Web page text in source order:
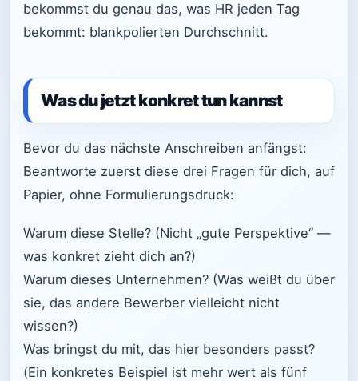
bekommst du genau das, was HR jeden Tag
bekommt: blankpolierten Durchschnitt.
Was du jetzt konkret tun kannst
Bevor du das nächste Anschreiben anfängst:
Beantworte zuerst diese drei Fragen für dich, auf
Papier, ohne Formulierungsdruck:
Warum diese Stelle? (Nicht „gute Perspektive“ —
was konkret zieht dich an?)
Warum dieses Unternehmen? (Was weißt du über
sie, das andere Bewerber vielleicht nicht
wissen?)
Was bringst du mit, das hier besonders passt?
(Ein konkretes Beispiel ist mehr wert als fünf